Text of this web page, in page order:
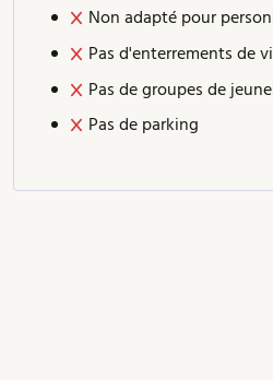
Non adapté pour
Pas d'enterrements de
Pas de groupes de
Pas de parking